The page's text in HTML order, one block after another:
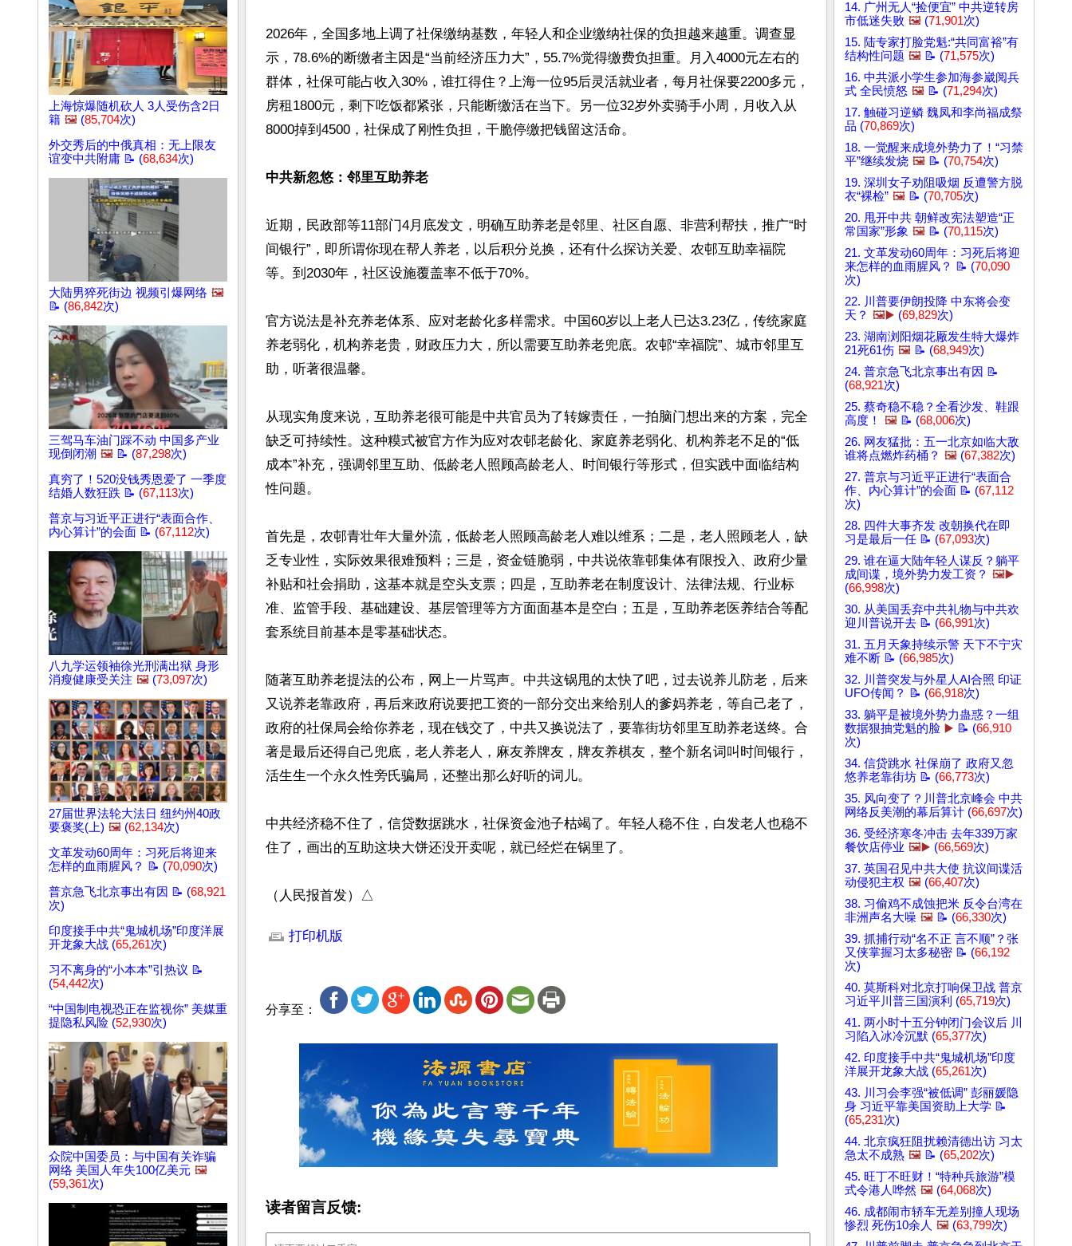
上海惊爆随机砍人 3人受伤含2日
籍 🖼️ (85,704次)
外交秀后的中俄真相：无上限友
谊变中共附庸 📝 (68,634次)
大陆男猝死街边 视频引爆网络 🖼️
📝 (86,842次)
三驾马车油门踩不动 中国多产业
现倒闭潮 🖼️ 📝 (87,298次)
真穷了！520没钱秀恩爱了 一季度
结婚人数狂跌 📝 (67,113次)
普京与习近平正进行“表面合作、
内心算计”的会面 📝 (67,112次)
八九学运领袖徐光刑满出狱 身形
消瘦健康受关注 🖼️ (73,097次)
27届世界法轮大法日 纽约州40政
要褒奖(上) 🖼️ (62,134次)
文革发动60周年：习死后将迎来
怎样的血雨腥风？ 📝 (70,090次)
普京急飞北京事出有因 📝 (68,921
次)
印度接手中共“鬼城机场”印度洋展
开龙象大战 (65,261次)
习不离身的“小本本”引热议 📝
(54,442次)
“中国制电视恐正在监视你” 美媒重
提隐私风险 (52,930次)
众院中国委员：与中国有关诈骗
网络 美国人年失100亿美元 🖼️
(59,361次)
2026年，全国多地上调了社保缴纳基数，年轻人和企业缴纳社保的负担越来越重。调查显
示，78.6%的断缴者主因是“当前经济压力大”，55.7%觉得缴费负担重。月入4000元左右的
群体，社保可能占收入30%，谁扛得住？上海一位95后灵活就业者，每月社保要2200多元，
房租1800元，剩下吃饭都紧张，只能断缴活在当下。另一位32岁外卖骑手小周，月收入从
8000掉到4500，社保成了刚性负担，干脆停缴把钱留这活命。
中共新忽悠：邻里互助养老
近期，民政部等11部门4月底发文，明确互助养老是邻里、社区自愿、非营利帮扶，推广“时
间银行”，即所谓你现在帮人养老，以后积分兑换，还有什么探访关爱、农邨互助幸福院
等。到2030年，社区设施覆盖率不低于70%。
官方说法是补充养老体系、应对老龄化多样需求。中国60岁以上老人已达3.23亿，传统家庭
养老弱化，机构养老贵，财政压力大，所以需要互助养老兜底。农邨“幸福院”、城市邻里互
助，听著很温馨。
从现实角度来说，互助养老很可能是中共官员为了转嫁责任，一拍脑门想出来的方案，完全
缺乏可持续性。这种糢式被官方作为应对农邨老龄化、家庭养老弱化、机构养老不足的“低
成本”补充，强调邻里互助、低龄老人照顾高龄老人、时间银行等形式，但实践中面临结构
性问题。
首先是，农邨青壮年大量外流，低龄老人照顾高龄老人难以维系；二是，老人照顾老人，缺
乏专业性，实际效果很难预料；三是，资金链脆弱，中共说依靠邨集体有限投入、政府少量
补贴和社会捐助，这基本就是空头支票；四是，互助养老在制度设计、法律法规、行业标
准、监管手段、基础建设、基层管理等方方面面基本是空白；五是，互助养老医养结合等配
套系统目前基本是零基础状态。
随著互助养老提法的公布，网上一片骂声。中共这锅甩的太快了吧，过去说养儿防老，后来
又说养老靠政府，再后来政府说要把工资的一部分交出来给别人的爹妈养老，等自己老了，
政府的社保局会给你养老，现在钱交了，中共又换说法了，要靠街坊邻里互助养老送终。合
著是最后还得自己兜底，老人养老人，麻友养牌友，牌友养棋友，整个新名词叫时间银行，
活生生一个永久性旁氏骗局，还整出那么好听的词儿。
中共经济稳不住了，信贷数据跳水，社保资金池子枯竭了。年轻人稳不住，白发老人也稳不
住了，画出的互助这块大饼还没开卖呢，就已经烂在锅里了。
（人民报首发）△
打印机版
分享至：
读者留言反馈:
14. 广州无人“捡便宜” 中共逆转房
市低迷失败 🖼️ (71,901次)
15. 陆专家打脸党魁:“共同富裕”有
结构性问题 🖼️ 📝 (71,575次)
16. 中共派小学生参加海参崴阅兵
式 全民愤怒 🖼️ 📝 (71,294次)
17. 触碰习逆鳞 魏凤和李尚福成祭
品 (70,869次)
18. 一觉醒来成境外势力了！“习禁
平”继续发烧 🖼️ 📝 (70,754次)
19. 深圳女子劝阻吸烟 反遭警方脱
衣“裸检” 🖼️ 📝 (70,705次)
20. 甩开中共 朝鲜改宪法塑造“正
常国家”形象 🖼️ 📝 (70,115次)
21. 文革发动60周年：习死后将迎
来怎样的血雨腥风？ 📝 (70,090
次)
22. 川普要伊朗投降 中东将会变
天？ 🖼️▶️ (69,829次)
23. 湖南浏阳烟花厰发生特大爆炸
21死61伤 🖼️ 📝 (68,949次)
24. 普京急飞北京事出有因 📝
(68,921次)
25. 蔡奇稳不稳？全看沙发、鞋跟
高度！
🖼️ 📝 (68,006次)
26. 网友猛批：五一北京如临大敌
谁将点燃炸药桶？ 🖼️ (67,382次)
27. 普京与习近平正进行“表面合
作、内心算计”的会面 📝 (67,112
次)
28. 四件大事齐发 改朝换代在即
习是最后一任 📝 (67,093次)
29. 谁在逼大陆年轻人谋反？躺平
成间谍，境外势力发工资？ 🖼️▶️
(66,998次)
30. 从美国丢弃中共礼物与中共欢
迎川普说开去 📝 (66,991次)
31. 五月天象持续示警 天下不宁灾
难不断 📝 (66,985次)
32. 川普突发与外星人AI合照 印证
UFO传闻？ 📝 (66,918次)
33. 躺平是被境外势力蛊惑？一组
数据狠抽党魁的脸 ▶️ 📝 (66,910
次)
34. 信贷跳水 社保崩了 政府又忽
悠养老靠街坊 📝 (66,773次)
35. 风向变了？川普北京峰会 中共
网络反美潮的幕后算计 (66,697次)
36. 受经济寒冬冲击 去年339万家
餐饮店停业 🖼️▶️ (66,569次)
37. 英国召见中共大使 抗议间谍活
动侵犯主权 🖼️ (66,407次)
38. 习偷鸡不成蚀把米 反令台湾在
非洲声名大噪 🖼️ 📝 (66,330次)
39. 抓捕行动“名不正 言不顺”？张
又侠掌握习太多秘密 📝 (66,192
次)
40. 莫斯科对北京打响保卫战 普京
习近平川普三国演利 (65,719次)
41. 两小时十五分钟闭门会议后 川
习陷入冰冷沉默 (65,377次)
42. 印度接手中共“鬼城机场”印度
洋展开龙象大战 (65,261次)
43. 川习会李强“被低调” 彭丽媛隐
身 习近平靠美国资助上大学 📝
(65,231次)
44. 北京疯狂阻扰赖清德出访 习太
急太不成熟 🖼️ 📝 (65,202次)
45. 旺丁不旺财！“特种兵旅游”模
式令港人哗然 🖼️ (64,068次)
46. 成都闹市轿车无差别撞人现场
惨烈 死伤10余人 🖼️ (63,799次)